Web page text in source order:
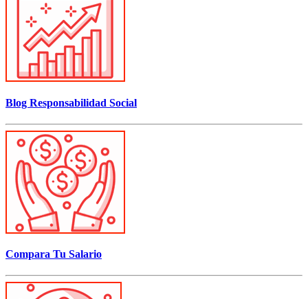
Blog Responsabilidad Social
Compara Tu Salario